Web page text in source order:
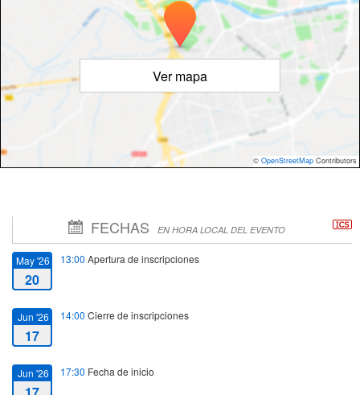
Ver mapa
© OpenStreetMap Contributors
FECHAS EN HORA LOCAL DEL EVENTO
May '26
20
13:00 Apertura de inscripciones
Jun '26
17
14:00 Cierre de inscripciones
Jun '26 17:30 Fecha de inicio